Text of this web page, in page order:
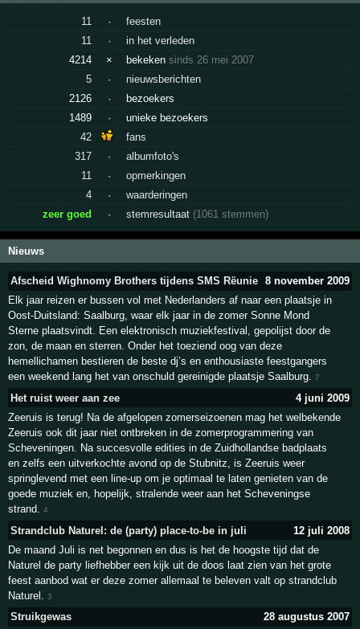
11 ·
feesten
11
·
in het verleden
4214
× bekekensinds 26 mei 2007
5
·
nieuwsberichten
2126
·
bezoekers
1489
·
unieke bezoekers
42
fans
317
·
albumfoto's
11
·
opmerkingen
4
·
waarderingen
zeer goed
· stemresultaat (1061 stemmen)
Nieuws
Afscheid Wighnomy Brothers tijdens SMS Rëunie
8 november 2009
Elk jaar reizen er bussen vol met Nederlanders af naar een plaatsje in
Oost-Duitsland: Saalburg, waar elk jaar in de zomer Sonne Mond
Sterne plaatsvindt. Een elektronisch muziekfestival, gepolijst door de
zon, de maan en sterren. Onder het toeziend oog van deze
hemellichamen bestieren de beste dj’s en enthousiaste feestgangers
een weekend lang het van onschuld gereinigde plaatsje Saalburg.7
Het ruist weer aan zee
4 juni 2009
Zeeruis is terug! Na de afgelopen zomerseizoenen mag het welbekende
Zeeruis ook dit jaar niet ontbreken in de zomerprogrammering van
Scheveningen. Na succesvolle edities in de Zuidhollandse badplaats
en zelfs een uitverkochte avond op de Stubnitz, is Zeeruis weer
springlevend met een line-up om je optimaal te laten genieten van de
goede muziek en, hopelijk, stralende weer aan het Scheveningse
strand.4
Strandclub Naturel: de (party) place-to-be in juli
12 juli 2008
De maand Juli is net begonnen en dus is het de hoogste tijd dat de
Naturel de party liefhebber een kijk uit de doos laat zien van het grote
feest aanbod wat er deze zomer allemaal te beleven valt op strandclub
Naturel.3
Struikgewas
28 augustus 2007